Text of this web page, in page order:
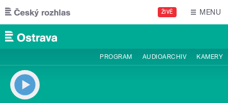
Přejít k hlavnímu obsahu
ŽIVĚ MENU
PROGRAM AUDIOARCHIV KAMERY